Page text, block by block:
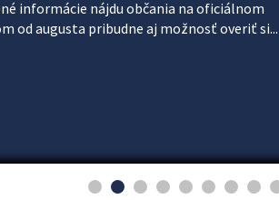
informácie nájdu občania na oficiálnom
augusta pribudne aj možnosť overiť si...